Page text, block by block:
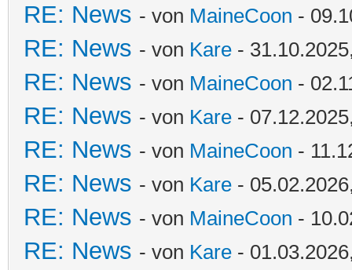
RE: News - von MaineCoon -
RE: News - von Kare -
RE: News - von MaineCoon -
RE: News - von Kare -
RE: News - von MaineCoon -
RE: News - von Kare -
RE: News - von MaineCoon -
RE: News - von Kare -